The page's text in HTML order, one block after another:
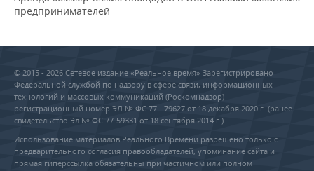
предпринимателей
© 2015 - 2026 Сетевое издание «Реальное время» Зарегистрировано
Федеральной службой по надзору в сфере связи, информационных
технологий и массовых коммуникаций (Роскомнадзор) –
регистрационный номер ЭЛ № ФС 77 - 79627 от 18 декабря 2020 г. (ранее
свидетельство Эл № ФС 77-59331 от 18 сентября 2014 г.)
Использование материалов Реального Времени разрешено только с
предварительного согласия правообладателей, упоминание сайта и
прямая гиперссылка обязательны при частичном или полном